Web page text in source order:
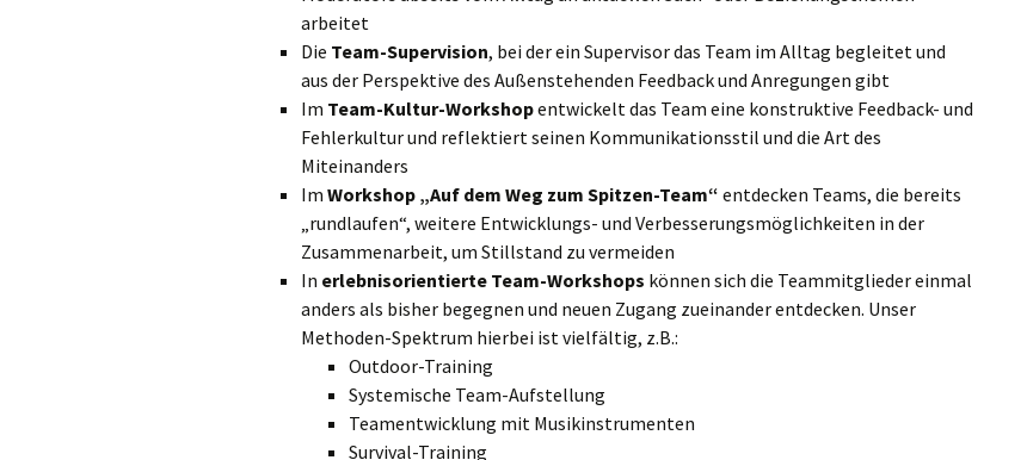
Team-Spirit und
Zusammenarbeit im
Home Office
Seminaranmeldung
Team-Spirit und
Zusammenarbeit im
Home Office
Wege zu Arbeitsfreude
Seminaranmeldung Weg
arbeitet
Die Team-Supervision, bei der ein Supervisor das Team im Alltag begleitet und
aus der Perspektive des Außenstehenden Feedback und Anregungen gibt
Im Team-Kultur-Workshopentwickelt das Team eine konstruktive Feedback- und
Fehlerkultur und reflektiert seinen Kommunikationsstil und die Art des
Miteinanders
Im Workshop „Auf dem Weg zum Spitzen-Team“ entdecken Teams, die bereits
„rundlaufen“, weitere Entwicklungs- und Verbesserungsmöglichkeiten in der
Zusammenarbeit, um Stillstand zu vermeiden
In erlebnisorientierte Team-Workshops können sich die Teammitglieder einmal
anders als bisher begegnen und neuen Zugang zueinander entdecken. Unser
Methoden-Spektrum hierbei ist vielfältig, z.B.:
Outdoor-Training
Systemische Team-Aufstellung
Teamentwicklung mit Musikinstrumenten
Survival-Training